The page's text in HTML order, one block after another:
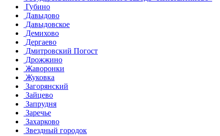
Губино
Давыдово
Давыдовское
Демихово
Дергаево
Дмитровский Погост
Дрожжино
Жаворонки
Жуковка
Загорянский
Зайцево
Запрудня
Заречье
Захарково
Звездный городок